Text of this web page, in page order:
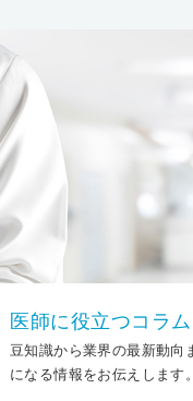
医師に役立つコラム
豆知識から業界の最新動向
になる情報をお伝えします。